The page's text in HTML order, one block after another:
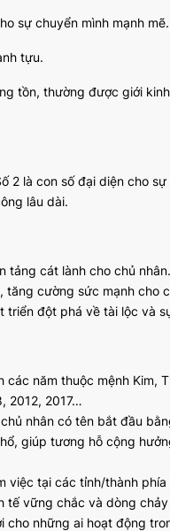
sự chuyển mình mạnh mẽ.
tựu.
tồn, thường được giới
2 là con số đại diện cho
lâu dài.
cát lành cho chủ
cường sức mạnh cho
triển đột phá về tài lộc và
năm thuộc mệnh Kim,
2012, 2017…
nhân có tên bắt đầu
giúp tương hỗ cộng
việc tại các tỉnh/thành phía
tế vững chắc và dòng
cho những ai hoạt động